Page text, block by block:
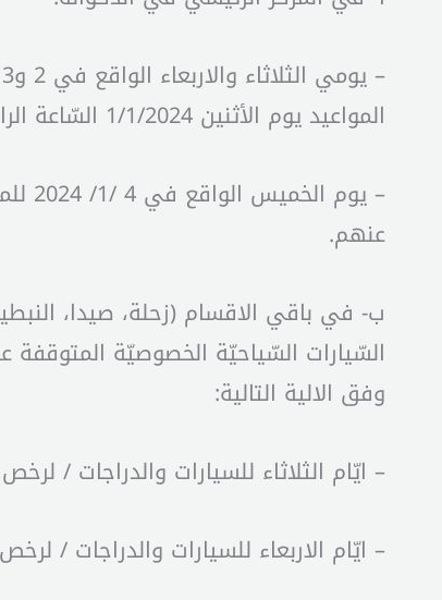
المواعيد يوم الأثنين 1/1/2024 السّاعة الرابعة بعد الظهر لهذه الغاية.
–
عنهم.
ب- في باقي الاقسام (زحلة، صيدا،
السّيارات السّياحيّة الخصوصيّة
وفق الالية التالية:
– ايّام الثلاثاء للسيارات والدراجات /
– ايّام الاربعاء للسيارات والدراجات /